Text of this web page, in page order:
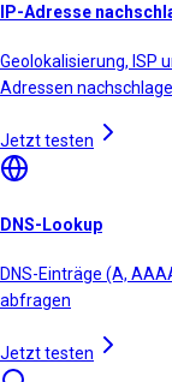
IP-Adresse
Geolokalisierung, ISP
Adressen
Jetzt testen
DNS-Lookup
DNS-Einträge (A,
abfragen
Jetzt testen